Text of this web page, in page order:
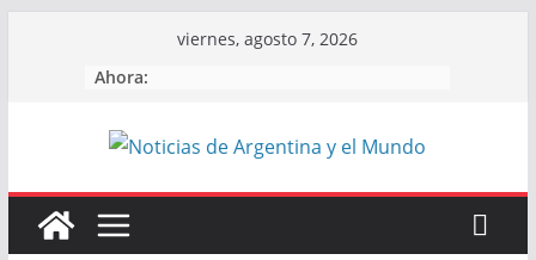
viernes, agosto 7, 2026
Ahora: